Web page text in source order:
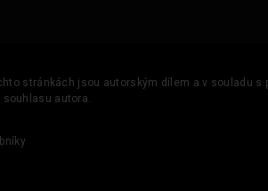
stránkách jsou autorským dílem a v souladu
souhlasu autora.